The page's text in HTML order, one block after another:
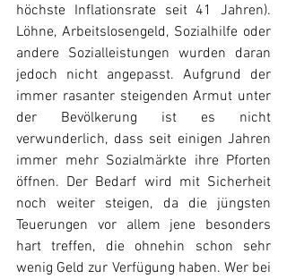
höchste Inflationsrate seit 41 Jahren).
Löhne, Arbeitslosengeld, Sozialhilfe oder
andere Sozialleistungen wurden daran
jedoch nicht angepasst. Aufgrund der
immer rasanter steigenden Armut unter
der Bevölkerung ist es nicht
verwunderlich, dass seit einigen Jahren
immer mehr Sozialmärkte ihre Pforten
öffnen. Der Bedarf wird mit Sicherheit
noch weiter steigen, da die jüngsten
Teuerungen vor allem jene besonders
hart treffen, die ohnehin schon sehr
wenig Geld zur Verfügung haben. Wer bei